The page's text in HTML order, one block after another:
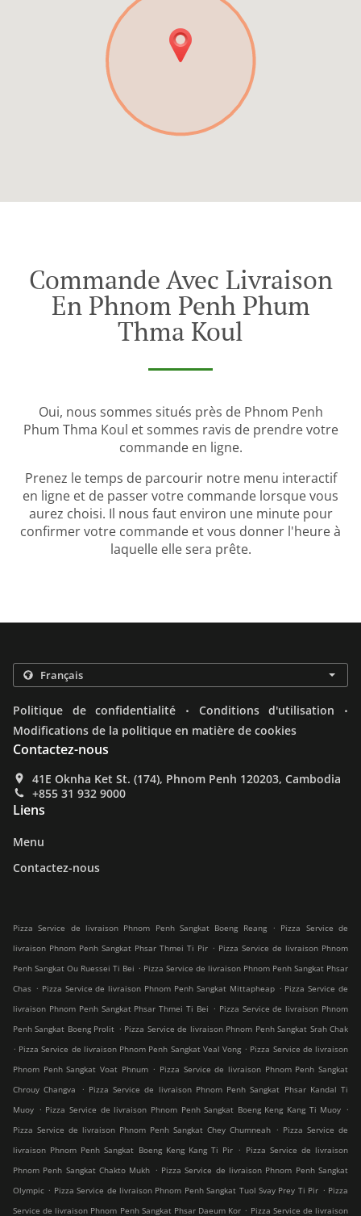
Commande Avec Livraison
En Phnom Penh Phum
Thma Koul
Oui, nous sommes situés près de Phnom Penh
Phum Thma Koul et sommes ravis de prendre votre
commande en ligne.
Prenez le temps de parcourir notre menu interactif
en ligne et de passer votre commande lorsque vous
aurez choisi. Il nous faut environ une minute pour
confirmer votre commande et vous donner l'heure à
laquelle elle sera prête.
Politique de confidentialité . Conditions d'utilisation .
Modifications de la politique en matière de cookies
Contactez-nous
41E Oknha Ket St. (174), Phnom Penh 120203, Cambodia
+855 31 932 9000
Liens
Menu
Contactez-nous
Pizza Service de livraison Phnom Penh Sangkat Boeng Reang . Pizza Service de
livraison Phnom Penh Sangkat Phsar Thmei Ti Pir . Pizza Service de livraison Phnom
Penh Sangkat Ou Ruessei Ti Bei . Pizza Service de livraison Phnom Penh Sangkat Phsar
Chas . Pizza Service de livraison Phnom Penh Sangkat Mittapheap . Pizza Service de
livraison Phnom Penh Sangkat Phsar Thmei Ti Bei . Pizza Service de livraison Phnom
Penh Sangkat Boeng Prolit . Pizza Service de livraison Phnom Penh Sangkat Srah Chak
. Pizza Service de livraison Phnom Penh Sangkat Veal Vong . Pizza Service de livraison
Phnom Penh Sangkat Voat Phnum . Pizza Service de livraison Phnom Penh Sangkat
Chrouy Changva
. Pizza Service de livraison Phnom Penh Sangkat Phsar Kandal Ti
Muoy . Pizza Service de livraison Phnom Penh Sangkat Boeng Keng Kang Ti Muoy .
Pizza Service de livraison Phnom Penh Sangkat Chey Chumneah . Pizza Service de
livraison Phnom Penh Sangkat Boeng Keng Kang Ti Pir . Pizza Service de livraison
Phnom Penh Sangkat Chakto Mukh . Pizza Service de livraison Phnom Penh Sangkat
Olympic . Pizza Service de livraison Phnom Penh Sangkat Tuol Svay Prey Ti Pir . Pizza
Service de livraison Phnom Penh Sangkat Phsar Daeum Kor . Pizza Service de livraison